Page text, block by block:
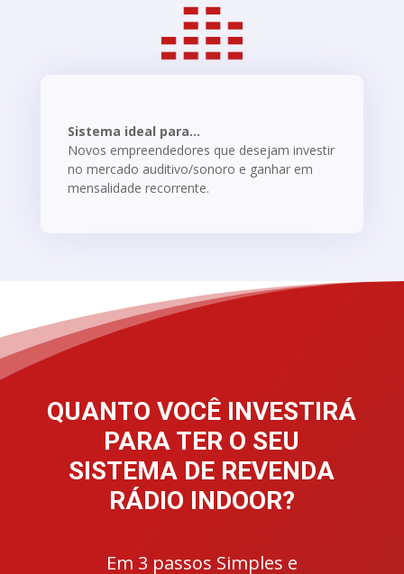
Sistema ideal para...
Novos empreendedores que desejam investir
no mercado auditivo/sonoro e ganhar em
mensalidade recorrente.
QUANTO VOCÊ INVESTIRÁ
PARA TER O SEU
SISTEMA DE REVENDA
RÁDIO INDOOR?
Em 3 passos Simples e